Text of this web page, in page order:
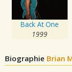
Back At One
1999
Biographie Brian